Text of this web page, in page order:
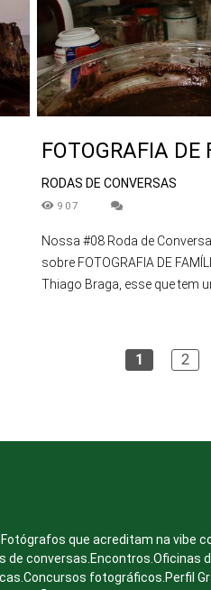
FOTOGRAFIA DE
RODAS DE CONVERSAS
907
Nossa #08 Roda de
sobre FOTOGRAFIA DE
Thiago Braga, esse que tem
1 2
Fotógrafos que acreditam na vibe
de conversas.Encontros.Oficinas
fotográficos.Perfil